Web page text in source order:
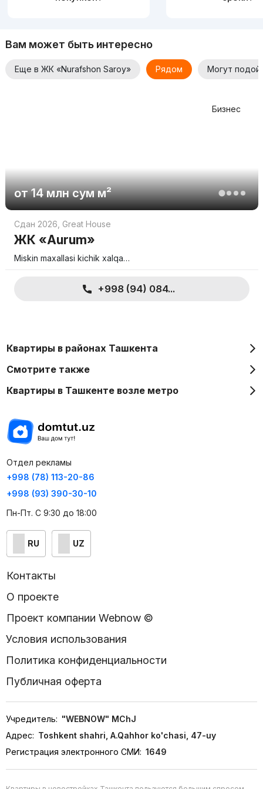
Вам может быть интересно
Еще в ЖК «Nurafshon Saroy» Рядом Могут
Бизнес
от14 млн сумм²
Сдан 2026 Great House
ЖК «Aurum»
Miskin maxallasi kichik xalqa…
+998 (94) 084...
Квартиры в районах Ташкента
Смотрите также
Квартиры в Ташкенте возле метро
Отдел рекламы
+998 (78) 113-20-86
+998 (93) 390-30-10
Пн-Пт. С 9:30 до 18:00
RU UZ
Контакты
О проекте
Проект компании Webnow ©
Условия использования
Политика конфиденциальности
Публичная оферта
Учредитель: "WEBNOW" MChJ
Адрес: Toshkent shahri, A.Qahhor ko'chasi, 47-uy
Регистрация электронного СМИ: 1649